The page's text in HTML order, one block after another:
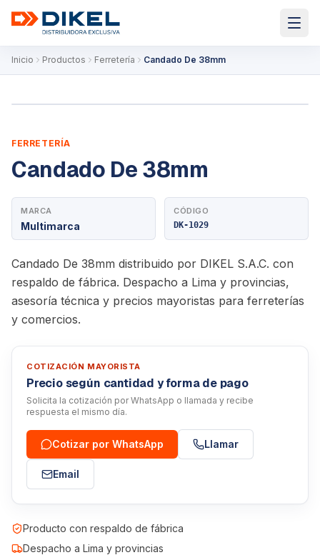
Inicio Productos Ferretería Candado De 38mm
FERRETERÍA
Candado De 38mm
MARCA
Multimarca
CÓDIGO
DK-1029
Candado De 38mm distribuido por DIKEL S.A.C. con
respaldo de fábrica. Despacho a Lima y provincias,
asesoría técnica y precios mayoristas para ferreterías
y comercios.
COTIZACIÓN MAYORISTA
Precio según cantidad y forma de pago
Solicita la cotización por WhatsApp o llamada y recibe
respuesta el mismo día.
Cotizar por WhatsApp Llamar
Email
Producto con respaldo de fábrica
Despacho a Lima y provincias